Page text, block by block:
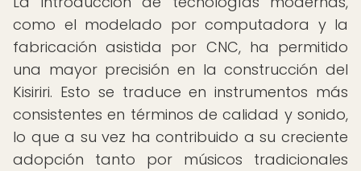
como el modelado por computadora y la
fabricación asistida por CNC, ha permitido
una mayor precisión en la construcción del
Kisiriri. Esto se traduce en instrumentos más
consistentes en términos de calidad y sonido,
lo que a su vez ha contribuido a su creciente
adopción tanto por músicos tradicionales